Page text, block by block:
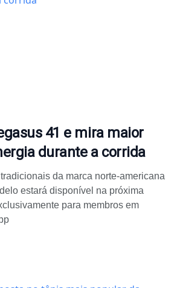
41 e mira maior
durante a corrida
da marca norte-americana
estará disponível na próxima
para membros em